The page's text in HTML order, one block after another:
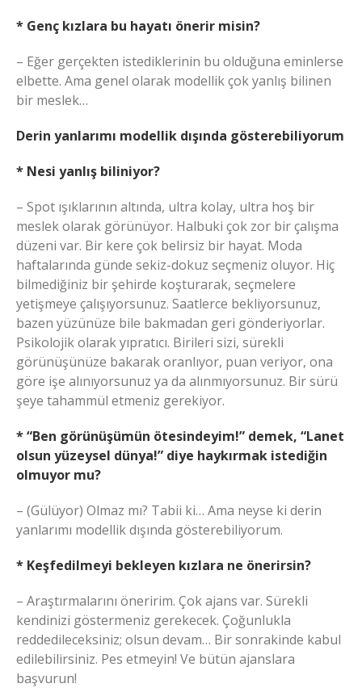
* Genç kızlara bu hayatı önerir misin?
– Eğer gerçekten istediklerinin bu olduğuna eminlerse
elbette. Ama genel olarak modellik çok yanlış bilinen
bir meslek…
Derin yanlarımı modellik dışında gösterebiliyorum
* Nesi yanlış biliniyor?
– Spot ışıklarının altında, ultra kolay, ultra hoş bir
meslek olarak görünüyor. Halbuki çok zor bir çalışma
düzeni var. Bir kere çok belirsiz bir hayat. Moda
haftalarında günde sekiz-dokuz seçmeniz oluyor. Hiç
bilmediğiniz bir şehirde koşturarak, seçmelere
yetişmeye çalışıyorsunuz. Saatlerce bekliyorsunuz,
bazen yüzünüze bile bakmadan geri gönderiyorlar.
Psikolojik olarak yıpratıcı. Birileri sizi, sürekli
görünüşünüze bakarak oranlıyor, puan veriyor, ona
göre işe alınıyorsunuz ya da alınmıyorsunuz. Bir sürü
şeye tahammül etmeniz gerekiyor.
* “Ben görünüşümün ötesindeyim!” demek, “Lanet
olsun yüzeysel dünya!” diye haykırmak istediğin
olmuyor mu?
– (Gülüyor) Olmaz mı? Tabii ki… Ama neyse ki derin
yanlarımı modellik dışında gösterebiliyorum.
* Keşfedilmeyi bekleyen kızlara ne önerirsin?
– Araştırmalarını öneririm. Çok ajans var. Sürekli
kendinizi göstermeniz gerekecek. Çoğunlukla
reddedileceksiniz; olsun devam… Bir sonrakinde kabul
edilebilirsiniz. Pes etmeyin! Ve bütün ajanslara
başvurun!